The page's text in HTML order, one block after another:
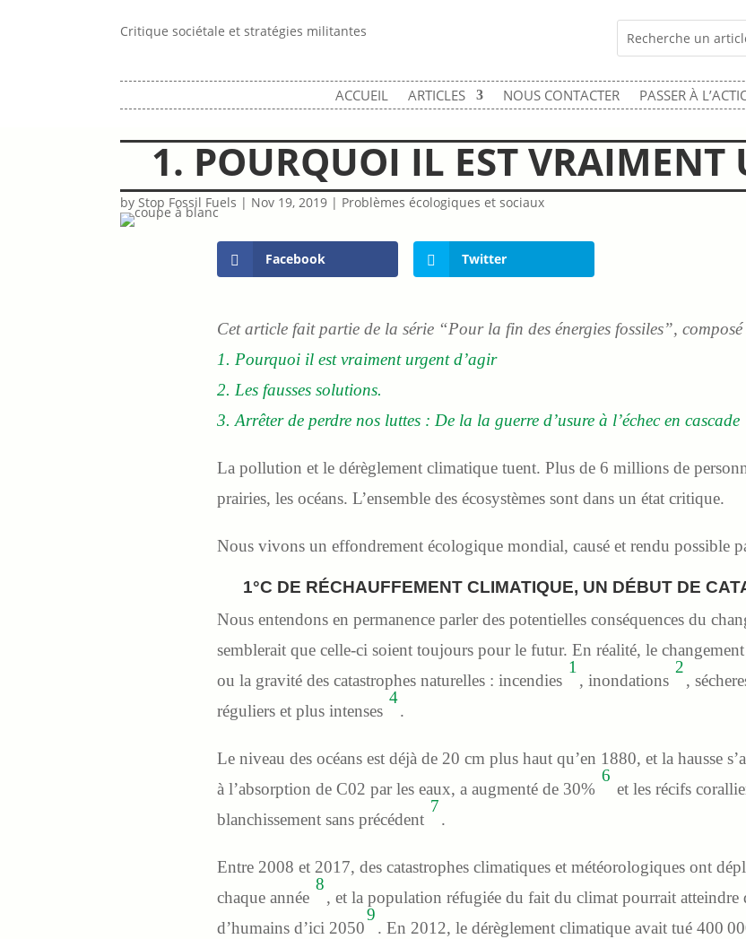
Critique sociétale et stratégies militantes
ACCUEIL ARTICLES NOUS CONTACTER PASSER À
1. POURQUOI IL EST VRAIMENT
byStop Fossil Fuels | Nov 19, 2019 | Problèmes écologiques et sociaux
Facebook Twitter
Cet article fait partie de la série “Pour la fin des énergies fossiles”,
1. Pourquoi il est vraiment urgent d’agir
2. Les fausses solutions.
3. Arrêter de perdre nos luttes : De la la guerre d’usure à l’échec en cascade
La pollution et le dérèglement climatique tuent. Plus de 6 millions de
prairies, les océans. L’ensemble des écosystèmes sont dans un état critique.
Nous vivons un effondrement écologique mondial, causé et rendu possible
1°C DE RÉCHAUFFEMENT CLIMATIQUE, UN DÉBUT DE
Nous entendons en permanence parler des potentielles conséquences du
semblerait que celle-ci soient toujours pour le futur. En réalité, le
ou la gravité des catastrophes naturelles : incendies
1
, inondations
2
,
réguliers et plus intenses
4
.
Le niveau des océans est déjà de 20 cm plus haut qu’en 1880, et la hausse
à l’absorption de C02 par les eaux, a augmenté de 30%
6
et les récifs
blanchissement sans précédent
7
.
Entre 2008 et 2017, des catastrophes climatiques et météorologiques ont
chaque année
8
, et la population réfugiée du fait du climat pourrait atteindre
d’humains d’ici 2050
9
. En 2012, le dérèglement climatique avait tué 400